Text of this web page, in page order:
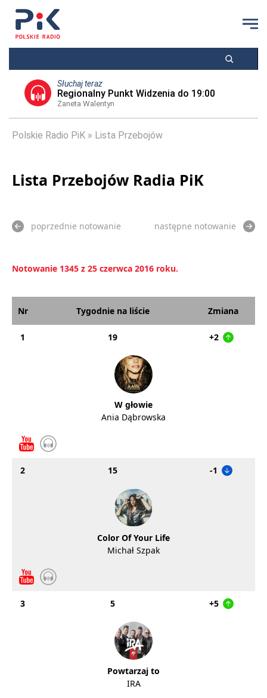
Słuchaj teraz
Regionalny Punkt Widzenia do 19:00
Żaneta Walentyn
Polskie Radio PiK Lista Przebojów
Lista Przebojów Radia PiK
poprzednie notowanie następne notowanie
Notowanie 1345 z 25 czerwca 2016 roku.
Nr Tygodnie na liście Zmiana
1 19 +2
W głowie
Ania Dąbrowska
2 15 -1
Color Of Your Life
Michał Szpak
3 5 +5
Powtarzaj to
IRA